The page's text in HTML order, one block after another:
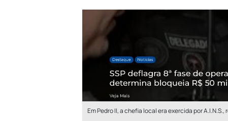
Em Pedro II, a chefia local era exercida por